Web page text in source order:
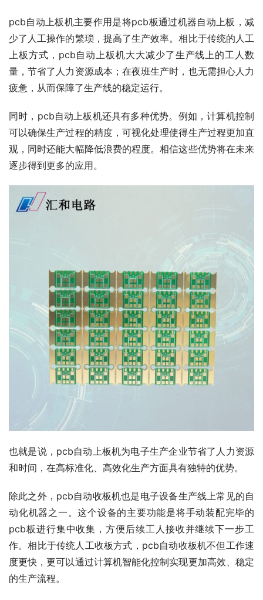
pcb自动上板机主要作用是将pcb板通过机器自动上板，减
少了人工操作的繁琐，提高了生产效率。相比于传统的人工
上板方式，pcb自动上板机大大减少了生产线上的工人数
量，节省了人力资源成本；在夜班生产时，也无需担心人力
疲惫，从而保障了生产线的稳定运行。
同时，pcb自动上板机还具有多种优势。例如，计算机控制
可以确保生产过程的精度，可视化处理使得生产过程更加直
观，同时还能大幅降低浪费的程度。相信这些优势将在未来
逐步得到更多的应用。
也就是说，pcb自动上板机为电子生产企业节省了人力资源
和时间，在高标准化、高效化生产方面具有独特的优势。
除此之外，pcb自动收板机也是电子设备生产线上常见的自
动化机器之一。这个设备的主要功能是将手动装配完毕的
pcb板进行集中收集，方便后续工人接收并继续下一步工
作。相比于传统人工收板方式，pcb自动收板机不但工作速
度更快，更可以通过计算机智能化控制实现更加高效、稳定
的生产流程。